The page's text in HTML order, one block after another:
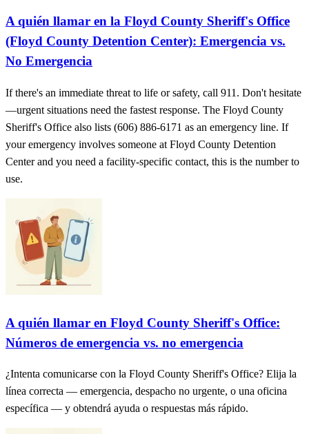
A quién llamar en la Floyd County Sheriff's Office
(Floyd County Detention Center): Emergencia vs.
No Emergencia
If there's an immediate threat to life or safety, call 911. Don't hesitate
—urgent situations need the fastest response. The Floyd County
Sheriff's Office also lists (606) 886-6171 as an emergency line. If
your emergency involves someone at Floyd County Detention
Center and you need a facility-specific contact, this is the number to
use.
A quién llamar en Floyd County Sheriff's Office:
Números de emergencia vs. no emergencia
¿Intenta comunicarse con la Floyd County Sheriff's Office? Elija la
línea correcta — emergencia, despacho no urgente, o una oficina
específica — y obtendrá ayuda o respuestas más rápido.